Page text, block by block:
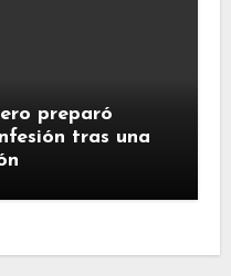
preparó
tras una